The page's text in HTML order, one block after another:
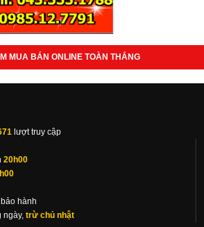
MUA BÁN ONLINE TOÀN THẮNG
lượt truy cập
20h00
hành
ngày, trừ chủ nhật